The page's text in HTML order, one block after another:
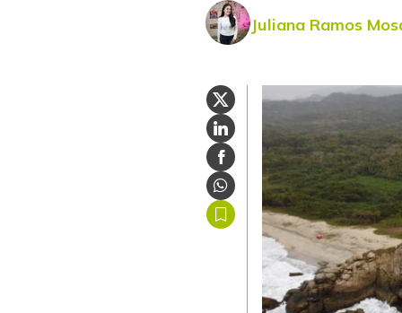
Juliana Ramos